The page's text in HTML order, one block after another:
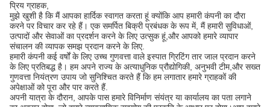
प्रिय ग्राहक,
मुझे खुशी है कि मैं आपका हार्दिक स्वागत करता हूं क्योंकि आप हमारी कंपनी का दौरा
करने पर विचार कर रहे हैं। एक समर्पित बिक्री प्रबंधक के रूप में, मैं हमारी सुविधाओं,
उत्पादों और सेवाओं का प्रदर्शन करने के लिए उत्सुक हूं,और आपको हमारे व्यापार
संचालन की व्यापक समझ प्रदान करने के लिए.
हमारी कंपनी कई वर्षों के लिए उच्च गुणवत्ता वाले इस्पात ग्रिटिंग तार जाल प्रदान करने
के लिए प्रतिबद्ध है। हम अपने राज्य के अत्याधुनिक प्रौद्योगिकी, अनुभवी टीम,और सख्त
गुणवत्ता नियंत्रण उपाय जो सुनिश्चित करते हैं कि हम लगातार हमारे ग्राहकों की
अपेक्षाओं को पूरा और पार करते हैं.
अपनी यात्रा के दौरान, आपके पास हमारे विनिर्माण संयंत्र या कार्यालय का पता लगाने